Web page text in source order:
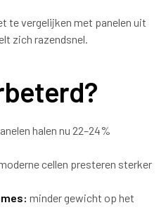
te vergelijken met panelen uit
zich razendsnel.
halen nu 22–24%
cellen presteren sterker
minder gewicht op het